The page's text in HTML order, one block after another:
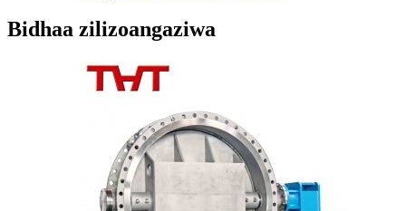
Bidhaa zilizoangaziwa